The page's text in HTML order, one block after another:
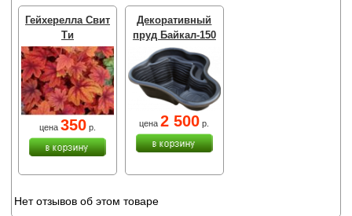
Гейхерелла Свит
Ти
цена 350р.
Декоративный
пруд Байкал-150
цена2 500 р.
Нет отзывов об этом товаре